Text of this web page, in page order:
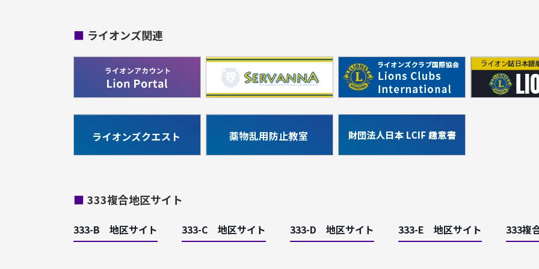
■ ライオンズ関連
■ 333複合地区サイト
333-B 地区サイト 333-C 地区サイト 333-D 地区サイト 333-E 地区サイト 333複